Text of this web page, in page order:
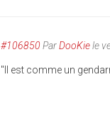
#106850 ParDooKiele
"Il est comme un